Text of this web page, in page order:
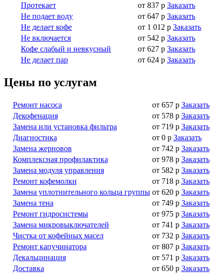
Протекает
от 837 р Заказать
Не подает воду
от 647 р Заказать
Не делает кофе
от 1 012 р Заказать
Не включается
от 542 р Заказать
Кофе слабый и невкусный
от 627 р Заказать
Не делает пар
от 624 р Заказать
Цены по услугам
Ремонт насоса от 657 р Заказать
Декофенация
от 578 р Заказать
Замена или установка фильтра
от 719 р Заказать
Диагностика
от 0 р Заказать
Замена жерновов
от 742 р Заказать
Комплексная профилактика
от 978 р Заказать
Замена модуля управления
от 582 р Заказать
Ремонт кофемолки
от 718 р Заказать
Замена уплотнительного кольца группы от 620 р Заказать
Замена тена
от 749 р Заказать
Ремонт гидросистемы
от 975 р Заказать
Замена микровыключателей
от 741 р Заказать
Чистка от кофейных масел
от 732 р Заказать
Ремонт капучинатора
от 807 р Заказать
Декальцинация
от 571 р Заказать
Доставка
от 650 р Заказать